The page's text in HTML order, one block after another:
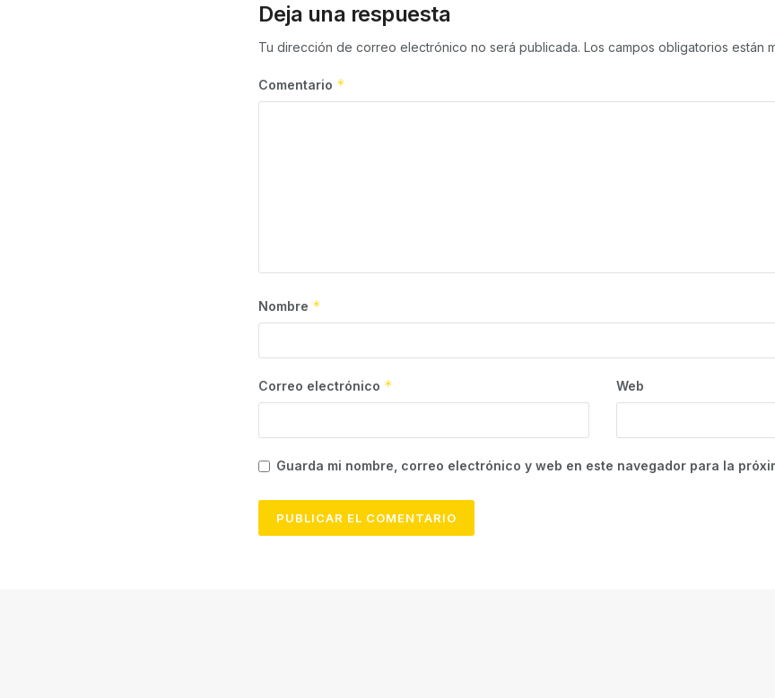
Deja una respuesta
Tu dirección de correo electrónico no será publicada. Los campos obligatorios están
Comentario *
Nombre *
Correo electrónico * Web
Guarda mi nombre, correo electrónico y web en este navegador para la